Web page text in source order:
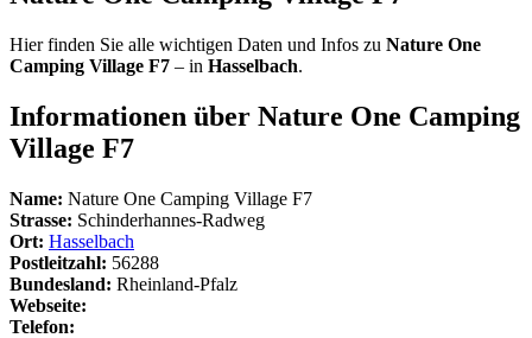
Hier finden Sie alle wichtigen Daten und Infos zu Nature One
Camping Village F7 – in Hasselbach.
Informationen über Nature One Camping
Village F7
Name: Nature One Camping Village F7
Strasse: Schinderhannes-Radweg
Ort: Hasselbach
Postleitzahl: 56288
Bundesland: Rheinland-Pfalz
Webseite:
Telefon: